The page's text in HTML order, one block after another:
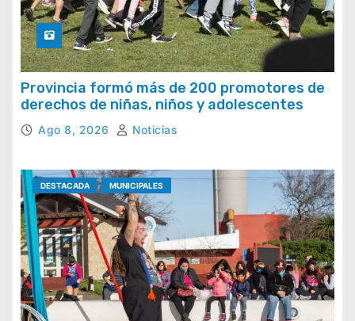
Provincia formó más de 200 promotores de
derechos de niñas, niños y adolescentes
Ago 8, 2026 Noticias
DESTACADA MUNICIPALES